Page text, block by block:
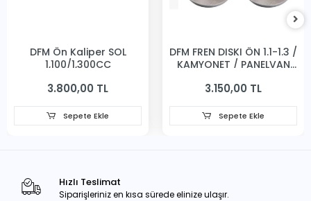
DFM Ön Kaliper SOL
1,100/1,300CC
3.800,00 TL
Sepete Ekle
DFM FREN DISKI ÖN 1.1-1.3 /
KAMYONET / PANELVAN
3.150,00 TL
Sepete Ekle
Hızlı Teslimat
Siparişleriniz en kısa sürede elinize ulaşır.